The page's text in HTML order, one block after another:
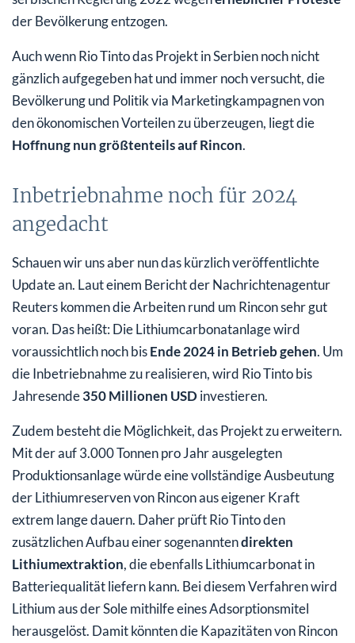
der Bevölkerung entzogen.
Auch wenn Rio Tinto das Projekt in Serbien noch nicht
gänzlich aufgegeben hat und immer noch versucht, die
Bevölkerung und Politik via Marketingkampagnen von
den ökonomischen Vorteilen zu überzeugen, liegt die
Hoffnung nun größtenteils auf Rincon.
Inbetriebnahme noch für 2024
angedacht
Schauen wir uns aber nun das kürzlich veröffentlichte
Update an. Laut einem Bericht der Nachrichtenagentur
Reuters kommen die Arbeiten rund um Rincon sehr gut
voran. Das heißt: Die Lithiumcarbonatanlage wird
voraussichtlich noch bisEnde 2024 in Betrieb gehen. Um
die Inbetriebnahme zu realisieren, wird Rio Tinto bis
Jahresende350 Millionen USDinvestieren.
Zudem besteht die Möglichkeit, das Projekt zu erweitern.
Mit der auf 3.000 Tonnen pro Jahr ausgelegten
Produktionsanlage würde eine vollständige Ausbeutung
der Lithiumreserven von Rincon aus eigener Kraft
extrem lange dauern. Daher prüft Rio Tinto den
zusätzlichen Aufbau einer sogenanntendirekten
Lithiumextraktion, die ebenfalls Lithiumcarbonat in
Batteriequalität liefern kann. Bei diesem Verfahren wird
Lithium aus der Sole mithilfe eines Adsorptionsmitel
herausgelöst. Damit könnten die Kapazitäten von Rincon